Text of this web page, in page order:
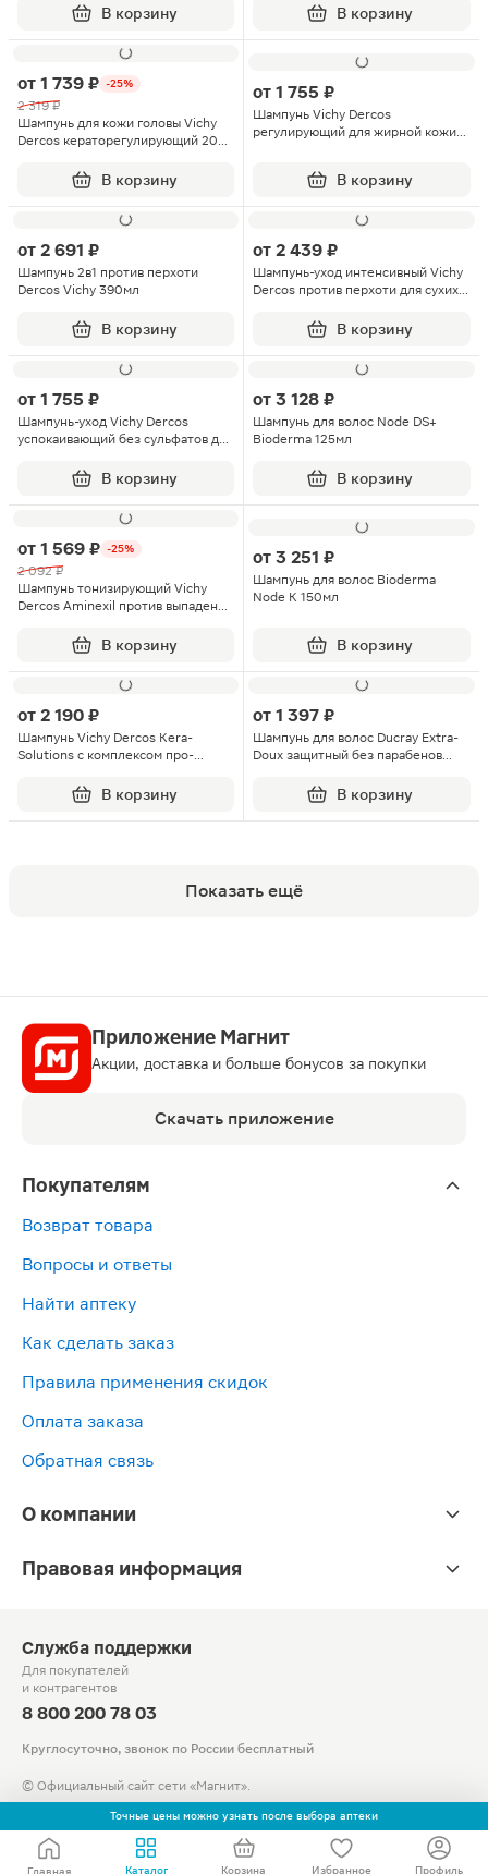
В корзину В корзину
от 1 739 ₽ -25%
2 319 ₽
Шампунь для кожи головы Vichy
Dercos кераторегулирующий 200
В корзину
от 1 755 ₽
Шампунь Vichy Dercos
регулирующий для жирной кожи
В корзину
от 2 691 ₽
Шампунь 2в1 против перхоти
Dercos Vichy 390мл
В корзину
от 2 439 ₽
Шампунь-уход интенсивный Vichy
Dercos против перхоти для сухих
В корзину
от 1 755 ₽
Шампунь-уход Vichy Dercos
успокаивающий без сульфатов для
В корзину
от 3 128 ₽
Шампунь для волос Node DS+
Bioderma 125мл
В корзину
от 1 569 ₽ -25%
2 092 ₽
Шампунь тонизирующий Vichy
Dercos Aminexil против выпадения
В корзину
от 3 251 ₽
Шампунь для волос Bioderma
Node K 150мл
В корзину
от 2 190 ₽
Шампунь Vichy Dercos Kera-
Solutions с комплексом про-
поверхность волоса 250мл
В корзину
от 1 397 ₽
Шампунь для волос Ducray Extra-
Doux защитный без парабенов
В корзину
Показать ещё
Точные цены можно узнать после выбора аптеки
Главная Каталог Корзина Избранное Профиль
Приложение Магнит
Акции, доставка и больше бонусов за покупки
Скачать приложение
Покупателям
Возврат товара
Вопросы и ответы
Найти аптеку
Как сделать заказ
Правила применения скидок
Оплата заказа
Обратная связь
О компании
Правовая информация
Служба поддержки
Для покупателей
и контрагентов
8 800 200 78 03
Круглосуточно, звонок по России бесплатный
© Официальный сайт сети «Магнит».